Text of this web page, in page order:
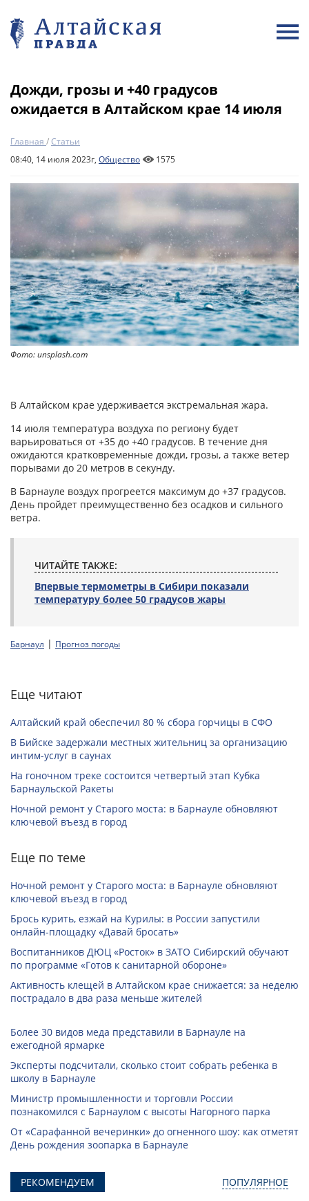
Дожди, грозы и +40 градусов
ожидается в Алтайском крае 14 июля
Главная /Статьи
08:40, 14 июля 2023г, Общество 1575
Фото: unsplash.com
В Алтайском крае удерживается экстремальная жара.
14 июля температура воздуха по региону будет
варьироваться от +35 до +40 градусов. В течение дня
ожидаются кратковременные дожди, грозы, а также ветер
порывами до 20 метров в секунду.
В Барнауле воздух прогреется максимум до +37 градусов.
День пройдет преимущественно без осадков и сильного
ветра.
ЧИТАЙТЕ ТАКЖЕ:
Впервые термометры в Сибири показали
температуру более 50 градусов жары
Барнаул | Прогноз погоды
Еще читают
Алтайский край обеспечил 80 % сбора горчицы в СФО
В Бийске задержали местных жительниц за организацию
интим-услуг в саунах
На гоночном треке состоится четвертый этап Кубка
Барнаульской Ракеты
Ночной ремонт у Старого моста: в Барнауле обновляют
ключевой въезд в город
Еще по теме
Ночной ремонт у Старого моста: в Барнауле обновляют
ключевой въезд в город
Брось курить, езжай на Курилы: в России запустили
онлайн-­площадку «Давай бросать»
Воспитанников ДЮЦ «Росток» в ЗАТО Сибирский обучают
по программе «Готов к санитарной обороне»
Активность клещей в Алтайском крае снижается: за неделю
пострадало в два раза меньше жителей
Более 30 видов меда представили в Барнауле на
ежегодной ярмарке
Эксперты подсчитали, сколько стоит собрать ребенка в
школу в Барнауле
Министр промышленности и торговли России
познакомился с Барнаулом с высоты Нагорного парка
От «Сарафанной вечеринки» до огненного шоу: как отметят
День рождения зоопарка в Барнауле
РЕКОМЕНДУЕМ ПОПУЛЯРНОЕ